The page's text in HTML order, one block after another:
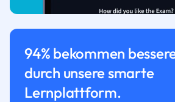
94% bekommen
durch unsere smarte
Lernplattform.